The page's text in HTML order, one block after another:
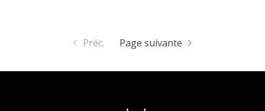
Préc. Page suivante